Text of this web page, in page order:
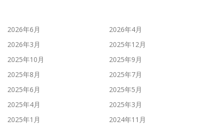
2026年6月
2026年4月
2026年3月
2025年12月
2025年10月
2025年9月
2025年8月
2025年7月
2025年6月
2025年5月
2025年4月
2025年3月
2025年1月
2024年11月